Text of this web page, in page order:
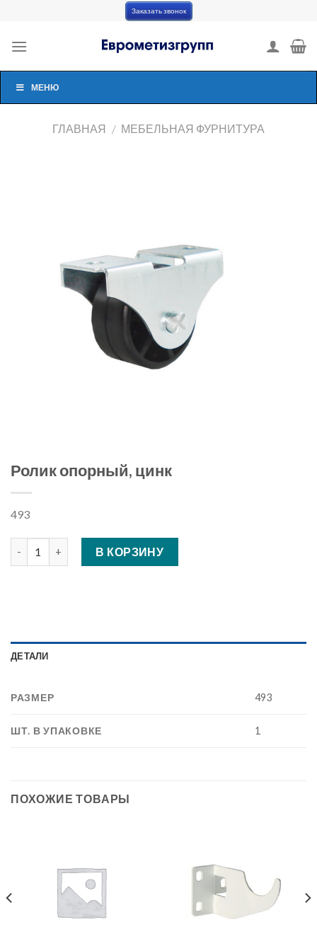
content
Заказать звонок
МЕНЮ
ГЛАВНАЯ / МЕБЕЛЬНАЯ ФУРНИТУРА
Ролик опорный, цинк
493
Количество Ролик опорный, цинк
В КОРЗИНУ
ДЕТАЛИ
РАЗМЕР 493
ШТ. В УПАКОВКЕ 1
ПОХОЖИЕ ТОВАРЫ